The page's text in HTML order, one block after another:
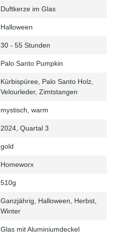
Duftkerze im Glas
Halloween
30 - 55 Stunden
Palo Santo Pumpkin
Kürbispüree , Palo Santo Holz
Velourleder, Zimtstangen
mystisch , warm
2024 , Quartal 3
gold
Homeworx
510g
Ganzjährig , Halloween , Herbst
Winter
Glas mit Aluminiumdeckel